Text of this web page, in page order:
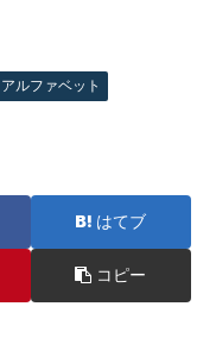
アルファベット
はてブ
コピー